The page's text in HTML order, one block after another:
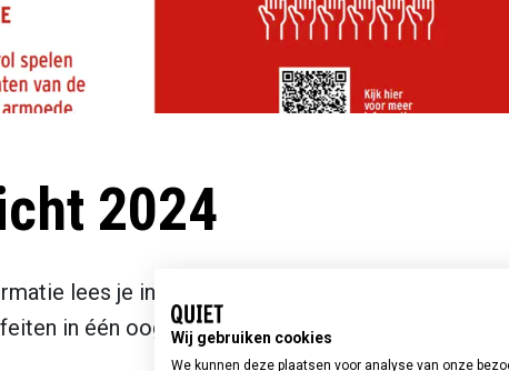
2024
lees je in ons
in één oogopslag.Wij gebruiken cookies
We kunnen deze plaatsen voor analyse van onze